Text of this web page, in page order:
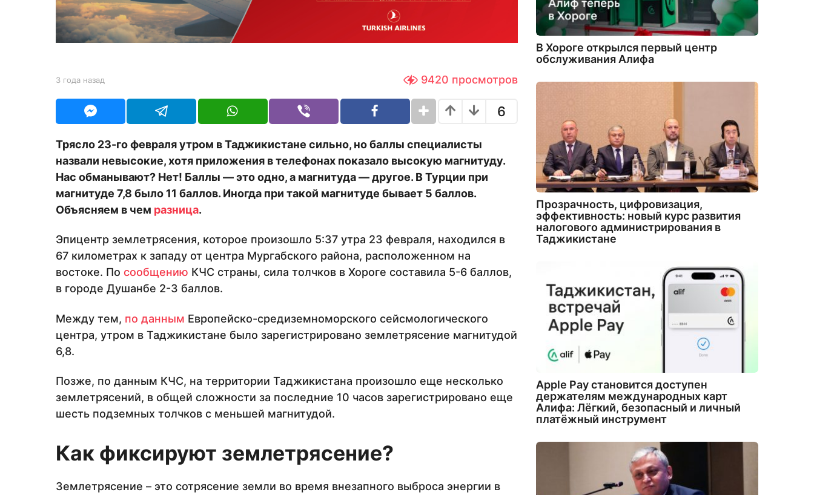
а
з
b
e
i
o
r
3 года назад
а
а
з
д
9420 просмотров
6
Трясло 23-го февраля утром в Таджикистане сильно, но баллы специалисты
назвали невысокие, хотя приложения в телефонах показало высокую магнитуду.
Нас обманывают? Нет! Баллы — это одно, а магнитуда — другое. В Турции при
магнитуде 7,8 было 11 баллов. Иногда при такой магнитуде бывает 5 баллов.
Объясняем в чем разница.
Эпицентр землетрясения, которое произошло 5:37 утра 23 февраля, находился в
67 километрах к западу от центра Мургабского района, расположенном на
востоке. По сообщению КЧС страны, сила толчков в Хороге составила 5-6 баллов,
в городе Душанбе 2-3 баллов.
Между тем, по данным Европейско-средиземноморского сейсмологического
центра, утром в Таджикистане было зарегистрировано землетрясение магнитудой
6,8.
Позже, по данным КЧС, на территории Таджикистана произошло еще несколько
землетрясений, в общей сложности за последние 10 часов зарегистрировано еще
шесть подземных толчков с меньшей магнитудой.
Как фиксируют землетрясение?
Землетрясение – это сотрясение земли во время внезапного выброса энергии в
В Хороге открылся первый центр
обслуживания Алифа
Прозрачность, цифровизация,
эффективность: новый курс развития
налогового администрирования в
Таджикистане
Apple Pay становится доступен
держателям международных карт
Алифа: Лёгкий, безопасный и личный
платёжный инструмент